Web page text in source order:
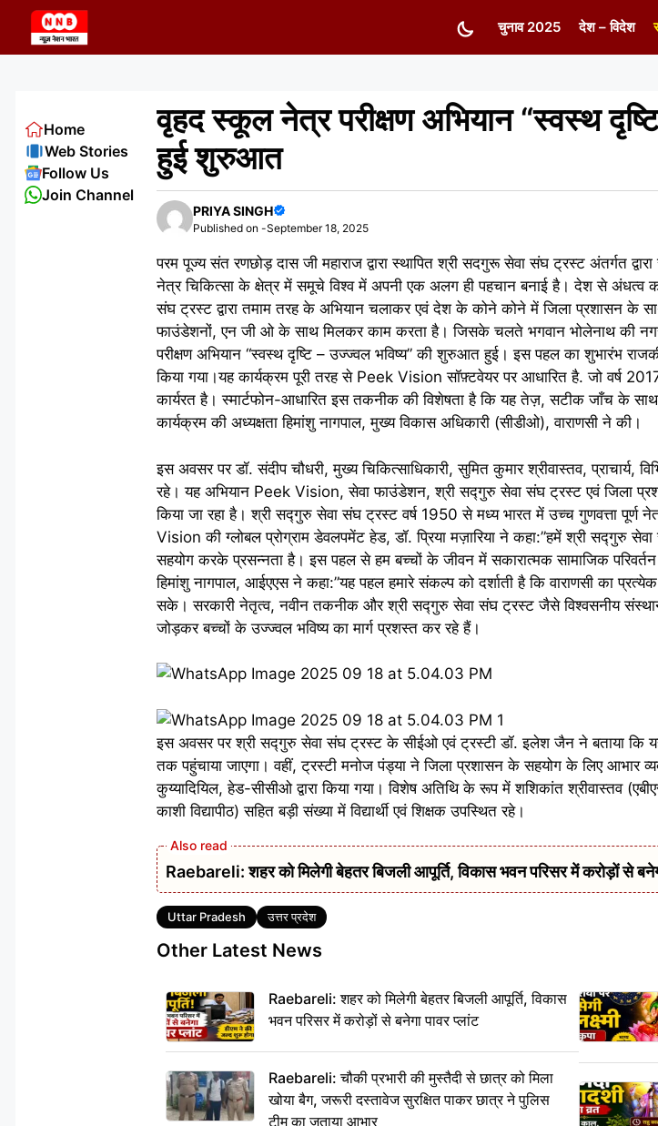
content
चुनाव 2025 देश – विदेश
वृहद स्कूल नेत्र परीक्षण अभियान “स्वस्थ
हुई शुरुआत
PRIYA SINGH
Published on -September 18, 2025
परम पूज्य संत रणछोड़ दास जी महाराज द्वारा स्थापित श्री सदगुरू सेवा संघ ट्रस्ट अंतर्गत
नेत्र चिकित्सा के क्षेत्र में समूचे विश्व में अपनी एक अलग ही पहचान बनाई है। देश से
संघ ट्रस्ट द्वारा तमाम तरह के अभियान चलाकर एवं देश के कोने कोने में जिला प्रशासन के
फाउंडेशनों, एन जी ओ के साथ मिलकर काम करता है। जिसके चलते भगवान भोलेनाथ की
परीक्षण अभियान “स्वस्थ दृष्टि – उज्ज्वल भविष्य” की शुरुआत हुई। इस पहल का शुभारंभ
किया गया।यह कार्यक्रम पूरी तरह से Peek Vision सॉफ़्टवेयर पर आधारित है. जो वर्ष
कार्यरत है। स्मार्टफोन-आधारित इस तकनीक की विशेषता है कि यह तेज़, सटीक जाँच के
कार्यक्रम की अध्यक्षता हिमांशु नागपाल, मुख्य विकास अधिकारी (सीडीओ), वाराणसी ने की।
इस अवसर पर डॉ. संदीप चौधरी, मुख्य चिकित्साधिकारी, सुमित कुमार श्रीवास्तव, प्राचार्य,
रहे। यह अभियान Peek Vision, सेवा फाउंडेशन, श्री सद्गुरु सेवा संघ ट्रस्ट एवं जिला
किया जा रहा है। श्री सद्गुरु सेवा संघ ट्रस्ट वर्ष 1950 से मध्य भारत में उच्च गुणवत्ता पूर्ण
Vision की ग्लोबल प्रोग्राम डेवलपमेंट हेड, डॉ. प्रिया मज़ारिया ने कहा:”हमें श्री सद्गुरु
सहयोग करके प्रसन्नता है। इस पहल से हम बच्चों के जीवन में सकारात्मक सामाजिक
हिमांशु नागपाल, आईएएस ने कहा:”यह पहल हमारे संकल्प को दर्शाती है कि वाराणसी का
सके। सरकारी नेतृत्व, नवीन तकनीक और श्री सद्गुरु सेवा संघ ट्रस्ट जैसे विश्वसनीय
जोड़कर बच्चों के उज्ज्वल भविष्य का मार्ग प्रशस्त कर रहे हैं।
इस अवसर पर श्री सद्गुरु सेवा संघ ट्रस्ट के सीईओ एवं ट्रस्टी डॉ. इलेश जैन ने बताया कि
तक पहुंचाया जाएगा। वहीं, ट्रस्टी मनोज पंड्या ने जिला प्रशासन के सहयोग के लिए आभार
कुय्यादियिल, हेड-सीसीओ द्वारा किया गया। विशेष अतिथि के रूप में शशिकांत श्रीवास्तव
काशी विद्यापीठ) सहित बड़ी संख्या में विद्यार्थी एवं शिक्षक उपस्थित रहे।
Raebareli: शहर को मिलेगी बेहतर बिजली आपूर्ति, विकास भवन परिसर में करोड़ों से
Tags
Uttar Pradesh उत्तर प्रदेश
Other Latest News
Raebareli: शहर को मिलेगी बेहतर बिजली आपूर्ति, विकास
भवन परिसर में करोड़ों से बनेगा पावर प्लांट
Raebareli: चौकी प्रभारी की मुस्तैदी से छात्र को मिला
खोया बैग, जरूरी दस्तावेज सुरक्षित पाकर छात्र ने पुलिस
टीम का जताया आभार
Home
Web Stories
Follow Us
Join Channel